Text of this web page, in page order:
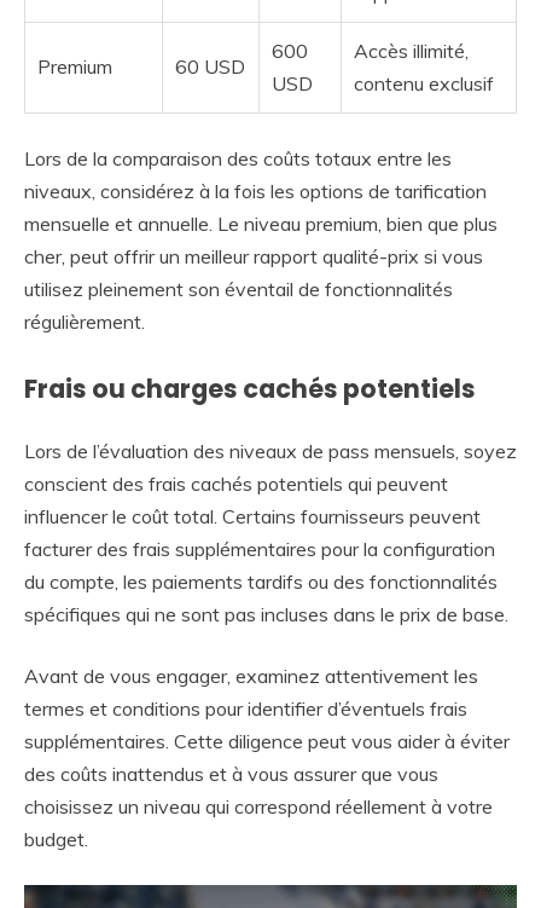
Premium 60 USD
600
USD
Accès illimité,
contenu exclusif
Lors de la comparaison des coûts totaux entre les
niveaux, considérez à la fois les options de tarification
mensuelle et annuelle. Le niveau premium, bien que plus
cher, peut offrir un meilleur rapport qualité-prix si vous
utilisez pleinement son éventail de fonctionnalités
régulièrement.
Frais ou charges cachés potentiels
Lors de l’évaluation des niveaux de pass mensuels, soyez
conscient des frais cachés potentiels qui peuvent
influencer le coût total. Certains fournisseurs peuvent
facturer des frais supplémentaires pour la configuration
du compte, les paiements tardifs ou des fonctionnalités
spécifiques qui ne sont pas incluses dans le prix de base.
Avant de vous engager, examinez attentivement les
termes et conditions pour identifier d’éventuels frais
supplémentaires. Cette diligence peut vous aider à éviter
des coûts inattendus et à vous assurer que vous
choisissez un niveau qui correspond réellement à votre
budget.